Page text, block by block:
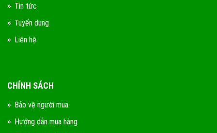
Tin tức
Tuyển dụng
Liên hệ
CHÍNH SÁCH
Bảo vệ người mua
Hướng dẫn mua hàng